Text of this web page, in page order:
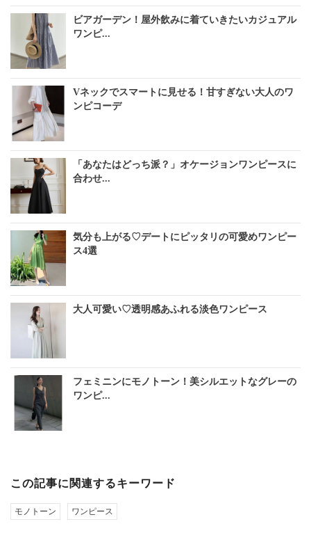
ビアガーデン！屋外飲みに着ていきたいカジュアル
ワンピ...
Vネックでスマートに見せる！甘すぎない大人のワ
ンピコーデ
「あなたはどっち派？」オケージョンワンピースに
合わせ...
気分も上がる♡デートにピッタリの可愛めワンピー
ス4選
大人可愛い♡透明感あふれる淡色ワンピース
フェミニンにモノトーン！美シルエットなグレーの
ワンピ...
この記事に関連するキーワード
モノトーン ワンピース